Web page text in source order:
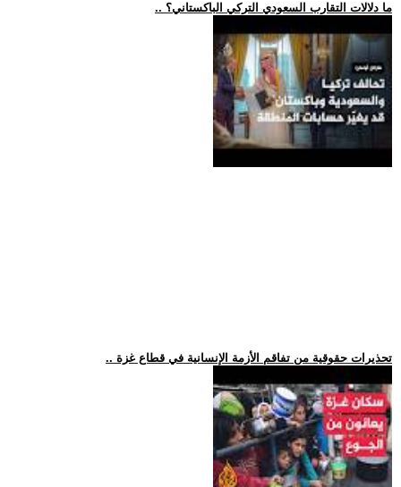
.. ما دلالات التقارب السعودي التركي الباكستاني؟
.. تحذيرات حقوقية من تفاقم الأزمة الإنسانية في قطاع غزة